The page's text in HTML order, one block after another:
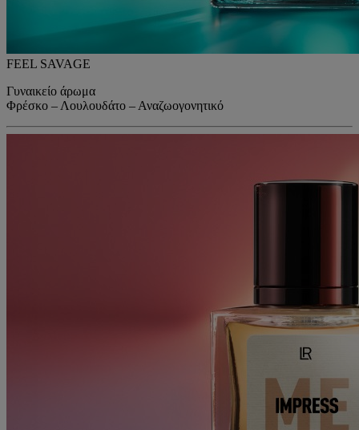
FEEL SAVAGE
Γυναικείο άρωμα
Φρέσκο – Λουλουδάτο – Αναζωογονητικό